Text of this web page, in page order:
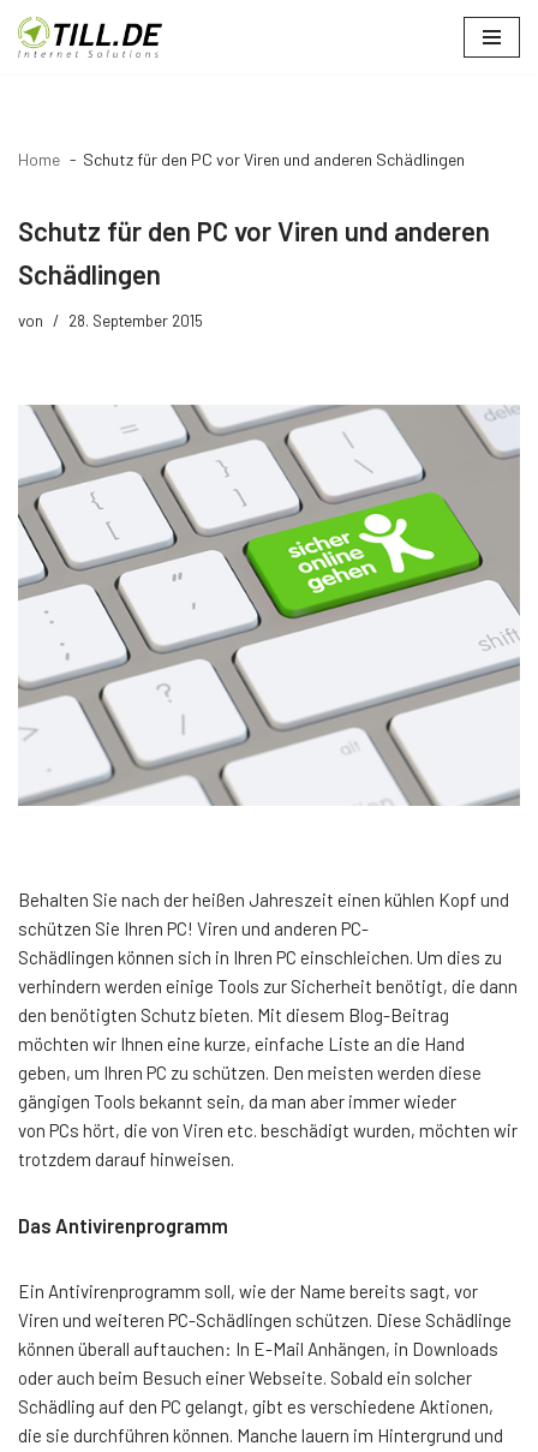
Zum
Home Schutz für den PC vor Viren und anderen Schädlingen
Schutz für den PC vor Viren und anderen
Schädlingen
von 28. September 2015
Behalten Sie nach der heißen Jahreszeit einen kühlen Kopf und
schützen Sie Ihren PC! Viren und anderen PC-
Schädlingen können sich in Ihren PC einschleichen. Um dies zu
verhindern werden einige Tools zur Sicherheit benötigt, die dann
den benötigten Schutz bieten. Mit diesem Blog-Beitrag
möchten wir Ihnen eine kurze, einfache Liste an die Hand
geben, um Ihren PC zu schützen. Den meisten werden diese
gängigen Tools bekannt sein, da man aber immer wieder
von PCs hört, die von Viren etc. beschädigt wurden, möchten wir
trotzdem darauf hinweisen.
Das Antivirenprogramm
Ein Antivirenprogramm soll, wie der Name bereits sagt, vor
Viren und weiteren PC-Schädlingen schützen. Diese Schädlinge
können überall auftauchen: In E-Mail Anhängen, in Downloads
oder auch beim Besuch einer Webseite. Sobald ein solcher
Schädling auf den PC gelangt, gibt es verschiedene Aktionen,
die sie durchführen können. Manche lauern im Hintergrund und